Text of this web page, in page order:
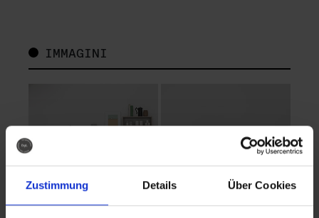
Zustimmung Details Über Cookies
IMMAGINI